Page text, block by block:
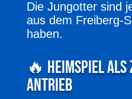
Die Jungotter sind
aus dem Freiberg-
haben.
🔥 Heimspiel
Antrieb